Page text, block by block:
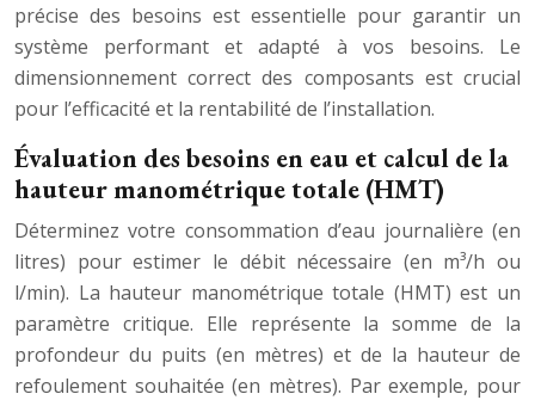
précise des besoins est essentielle pour garantir un
système performant et adapté à vos besoins. Le
dimensionnement correct des composants est crucial
pour l’efficacité et la rentabilité de l’installation.
Évaluation des besoins en eau et calcul de la
hauteur manométrique totale (HMT)
Déterminez votre consommation d’eau journalière (en
litres) pour estimer le débit nécessaire (en m³/h ou
l/min). La hauteur manométrique totale (HMT) est un
paramètre critique. Elle représente la somme de la
profondeur du puits (en mètres) et de la hauteur de
refoulement souhaitée (en mètres). Par exemple, pour